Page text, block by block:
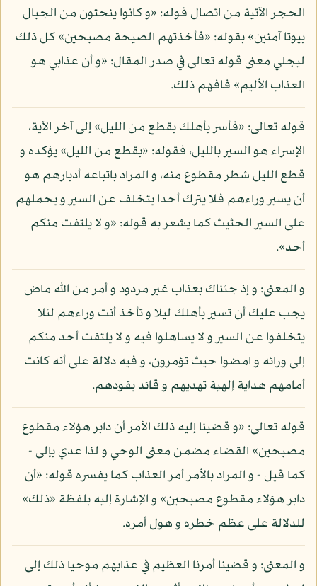
الحجر الآتية من اتصال قوله: «و كانوا ينحتون من الجبال
بيوتا آمنين» بقوله: «فأخذتهم الصيحة مصبحين» كل ذلك
ليجلي معنى قوله تعالى في صدر المقال: «و أن عذابي هو
العذاب الأليم» فافهم ذلك.
قوله تعالى: «فأسر بأهلك بقطع من الليل» إلى آخر الآية،
الإسراء هو السير بالليل، فقوله: «بقطع من الليل» يؤكده و
قطع الليل شطر مقطوع منه، و المراد باتباعه أدبارهم هو
أن يسير وراءهم فلا يترك أحدا يتخلف عن السير و يحملهم
على السير الحثيث كما يشعر به قوله: «و لا يلتفت منكم
أحد».
و المعنى: و إذ جئناك بعذاب غير مردود و أمر من الله ماض
يجب عليك أن تسير بأهلك ليلا و تأخذ أنت وراءهم لئلا
يتخلفوا عن السير و لا يساهلوا فيه و لا يلتفت أحد منكم
إلى ورائه و امضوا حيث تؤمرون، و فيه دلالة على أنه كانت
أمامهم هداية إلهية تهديهم و قائد يقودهم.
قوله تعالى: «و قضينا إليه ذلك الأمر أن دابر هؤلاء مقطوع
مصبحين» القضاء مضمن معنى الوحي و لذا عدي بإلى -
كما قيل - و المراد بالأمر أمر العذاب كما يفسره قوله: «أن
دابر هؤلاء مقطوع مصبحين» و الإشارة إليه بلفظة «ذلك»
للدلالة على عظم خطره و هول أمره.
و المعنى: و قضينا أمرنا العظيم في عذابهم موحيا ذلك إلى